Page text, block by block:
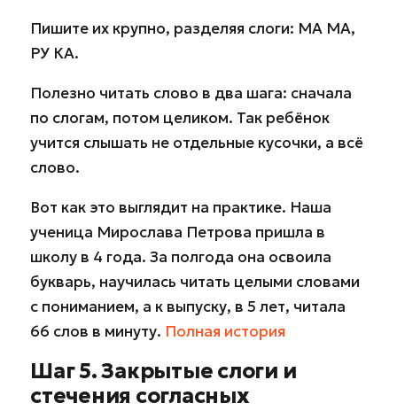
Пишите их крупно, разделяя слоги: МА МА,
РУ КА.
Полезно читать слово в два шага: сначала
по слогам, потом целиком. Так ребёнок
учится слышать не отдельные кусочки, а всё
слово.
Вот как это выглядит на практике. Наша
ученица Мирослава Петрова пришла в
школу в 4 года. За полгода она освоила
букварь, научилась читать целыми словами
с пониманием, а к выпуску, в 5 лет, читала
66 слов в минуту. Полная история
Шаг 5. Закрытые слоги и
стечения согласных